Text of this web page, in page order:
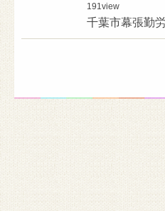
191 view
千葉市幕張勤